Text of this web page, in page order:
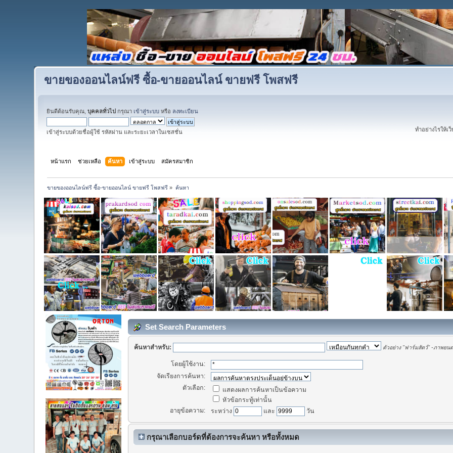
ขายของออนไลน์ฟรี ซื้อ-ขายออนไลน์ ขายฟรี โพสฟรี
ยินดีต้อนรับคุณ,บุคคลทั่วไป กรุณา เข้าสู่ระบบ หรือ ลงทะเบียน
เข้าสู่ระบบด้วยชื่อผู้ใช้ รหัสผ่าน และระยะเวลาในเซสชั่น ทำอย่างไรให้เ
หน้าแรก ช่วยเหลือ ค้นหา เข้าสู่ระบบ สมัครสมาชิก
ขายของออนไลน์ฟรี ซื้อ-ขายออนไลน์ ขายฟรี โพสฟรี » ค้นหา
Set Search Parameters
ค้นหาสำหรับ: ตัวอย่าง"ฟาร์มสัตว์" -ภาพยน
โดยผู้ใช้งาน:
จัดเรียงการค้นหา:
ตัวเลือก:
แสดงผลการค้นหาเป็นข้อความ
หัวข้อกระทู้เท่านั้น
อายุข้อความ:
ระหว่าง และ วัน
กรุณาเลือกบอร์ดที่ต้องการจะค้นหา หรือทั้งหมด